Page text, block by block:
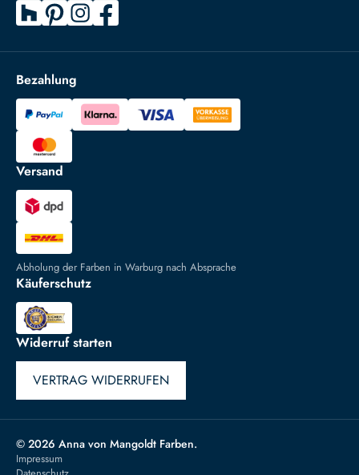
Bezahlung
Versand
Abholung der Farben in Warburg nach Absprache
Käuferschutz
Widerruf starten
VERTRAG WIDERRUFEN
© 2026 Anna von Mangoldt Farben.
Impressum